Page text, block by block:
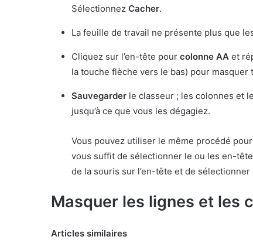
Sélectionnez Cacher.
La feuille de travail ne présente plus que
Cliquez sur l’en-tête pour colonne AA et
la touche flèche vers le bas) pour
Sauvegarder le classeur ; les colonnes et
jusqu’à ce que vous les dégagiez.
Vous pouvez utiliser le même procédé
vous suffit de sélectionner le ou les en-
de la souris sur l’en-tête et de sélectionner
Masquer les lignes et les
Articles similaires